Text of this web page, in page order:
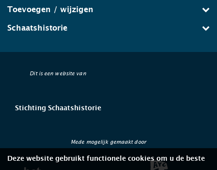
Toevoegen / wijzigen
Schaatshistorie
Dit is een website van
Stichting Schaatshistorie
Mede mogelijk gemaakt door
Deze website gebruikt functionele cookies om u de beste